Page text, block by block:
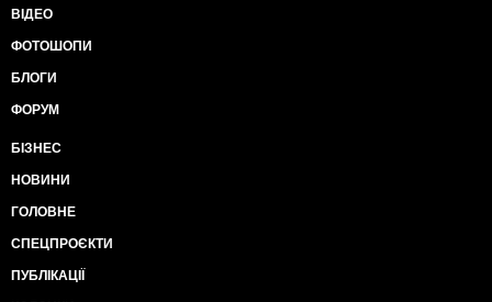
ВІДЕО
ФОТОШОПИ
БЛОГИ
ФОРУМ
БІЗНЕС
НОВИНИ
ГОЛОВНЕ
СПЕЦПРОЄКТИ
ПУБЛІКАЦІЇ